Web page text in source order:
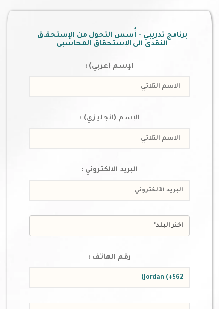
برنامج تدريبي - أُسس التحول من الإستحقاق
النقدي الى الإستحقاق المحاسبي
الإسم (عربي) :
الإسم (انجليزي) :
البريد الالكتروني :
رقم الهاتف :